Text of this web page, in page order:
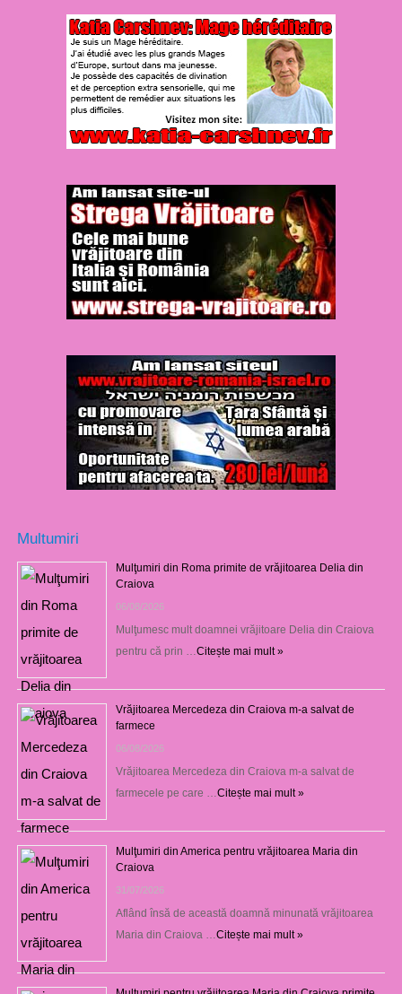
Multumiri
Mulţumiri din Roma primite de vrăjitoarea Delia din
Craiova
06/08/2026
Mulţumesc mult doamnei vrăjitoare Delia din Craiova
pentru că prin … Citește mai mult »
Vrăjitoarea Mercedeza din Craiova m-a salvat de
farmece
06/08/2026
Vrăjitoarea Mercedeza din Craiova m-a salvat de
farmecele pe care … Citește mai mult »
Mulţumiri din America pentru vrăjitoarea Maria din
Craiova
31/07/2026
Aflând însă de această doamnă minunată vrăjitoarea
Maria din Craiova … Citește mai mult »